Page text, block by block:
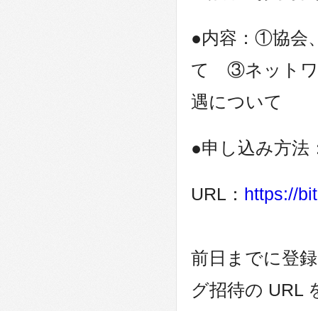
●内容：①協会
て ③ネット
遇について
●申し込み方法
URL： https://
前日までに登
グ招待の URL